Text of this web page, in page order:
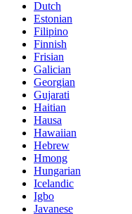
Dutch
Estonian
Filipino
Finnish
Frisian
Galician
Georgian
Gujarati
Haitian
Hausa
Hawaiian
Hebrew
Hmong
Hungarian
Icelandic
Igbo
Javanese